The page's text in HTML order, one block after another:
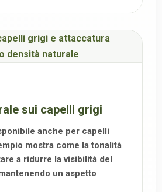
sui capelli grigi
anche per capelli
mostra come la tonalità
a ridurre la visibilità del
un aspetto